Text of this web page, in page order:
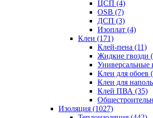
ЦСП (4)
OSB (7)
ДСП (3)
Изоплат (4)
Клеи (171)
Клей-пена (11)
Жидкие гвозди
Универсальные
Клеи для обоев
Клеи для
Клей ПВА (35)
Изоляция (1027)